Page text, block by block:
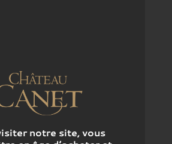
notre site, vous